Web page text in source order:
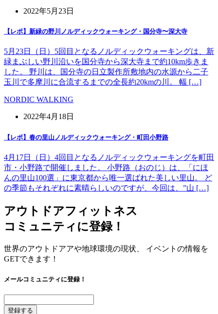
2022年5月23日
【レポ】新緑の野川ノルディックウォーキング・国分寺〜深大寺
5月23日（日）5回目となるノルディックウォーキングは、新
緑まぶしい野川沿いを国分寺から深大寺まで約10km歩きま
した。 野川は、国分寺の日立製作所敷地内の水源から二子
玉川で多摩川に合流するまでの全長約20kmの川。 幅 […]
NORDIC WALKING
2022年4月18日
【レポ】春の里山ノルディックウォーキング・町田小野路
4月17日（日）4回目となるノルディックウォーキングを町田
市・小野路で開催しました。 小野路（おのじ）は、「にほ
んの里山100選」に東京都から唯一選ばれた美しい里山。 ど
の季節もそれぞれに素晴らしいのですが、今回は、”山 […]
アウトドアフィットネス
コミュニティに登録！
世界のアウトドアアや地球環境の現状、 イベントの情報を
GETできます！
メールコミュニティに登録！